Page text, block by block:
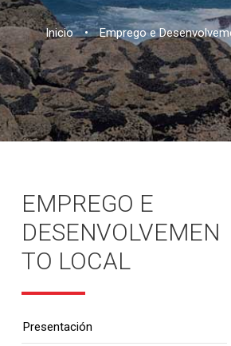
Inicio • Emprego e
EMPREGO E
DESENVOLVEMEN
TO LOCAL
Presentación